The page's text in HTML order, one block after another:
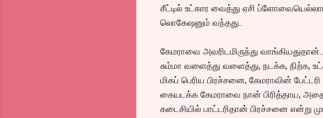
சீட்டில் உட்கார வைத்து ஏசி
லொகேஷனும் வந்தது..
கேமராவை அவரிடமிருந்து
சும்மா வளைத்து வளைத்து, நடக்க, நிற்க,
மிகப் பெரிய பிரச்சனை, கேமராவின்
கையடக்க கேமராவை நான் பிரித்தாய, அதை
கடைசியில் பாட்டரிதான் பிரச்சனை என்று